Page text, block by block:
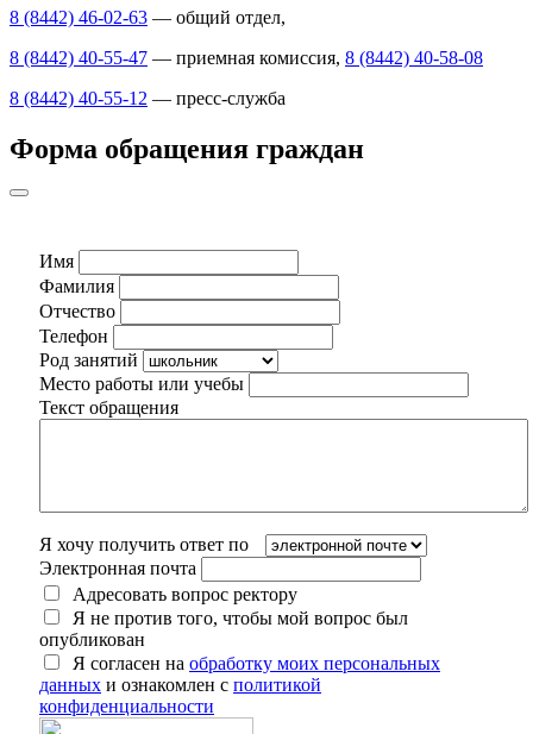
8 (8442) 46-02-63 — общий отдел,
8 (8442) 40-55-47 — приемная комиссия, 8 (8442) 40-58-08
8 (8442) 40-55-12 — пресс-служба
Форма обращения граждан
Имя
Фамилия
Отчество
Телефон
Род занятий
Место работы или учебы
Текст обращения
Я хочу получить ответ по
Электронная почта
Адресовать вопрос ректору
Я не против того, чтобы мой вопрос был
опубликован
Я согласен на обработку моих персональных
данных и ознакомлен с политикой
конфиденциальности